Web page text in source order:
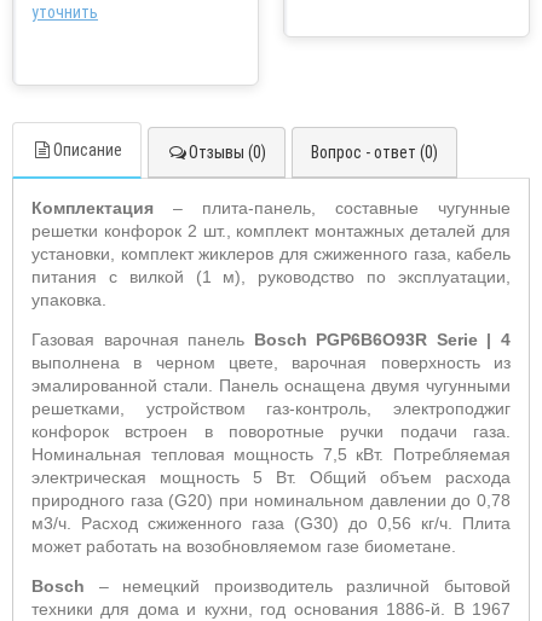
уточнить
Описание Отзывы (0) Вопрос - ответ (0)
Комплектация – плита-панель, составные чугунные
решетки конфорок 2 шт., комплект монтажных деталей для
установки, комплект жиклеров для сжиженного газа, кабель
питания с вилкой (1 м), руководство по эксплуатации,
упаковка.
Газовая варочная панель Bosch PGP6B6O93R Serie| 4
выполнена в черном цвете, варочная поверхность из
эмалированной стали. Панель оснащена двумя чугунными
решетками, устройством газ-контроль, электроподжиг
конфорок встроен в поворотные ручки подачи газа.
Номинальная тепловая мощность 7,5 кВт. Потребляемая
электрическая мощность 5 Вт. Общий объем расхода
природного газа (G20) при номинальном давлении до 0,78
м3/ч. Расход сжиженного газа (G30) до 0,56 кг/ч. Плита
может работать на возобновляемом газе биометане.
Bosch – немецкий производитель различной бытовой
техники для дома и кухни, год основания 1886-й. В 1967